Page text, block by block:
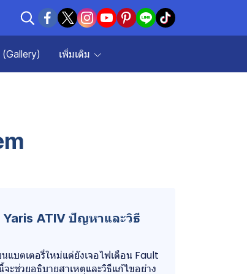
เพิ่มเติม
ATIV ปัญหาและวิธี
แบตเตอรี่ใหม่แต่ยังเจอไฟเตือน Fault
ช่วยอธิบายสาเหตุและวิธีแก้ไขอย่าง